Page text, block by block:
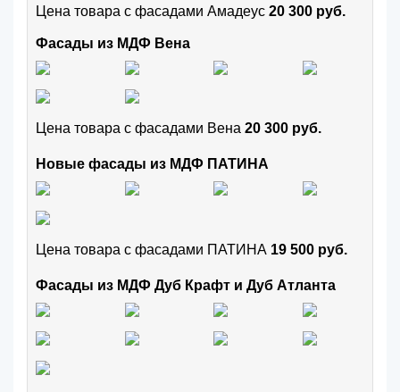
Цена товара с фасадами Амадеус 20 300 руб.
Фасады из МДФ Вена
Цена товара с фасадами Вена 20 300 руб.
Новые фасады из МДФ ПАТИНА
Цена товара с фасадами ПАТИНА 19 500 руб.
Фасады из МДФ Дуб Крафт и Дуб Атланта